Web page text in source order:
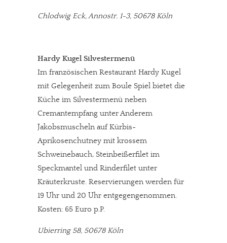
Chlodwig Eck, Annostr. 1-3, 50678 Köln
Hardy Kugel Silvestermenü
Im französischen Restaurant Hardy Kugel
mit Gelegenheit zum Boule Spiel bietet die
Küche im Silvestermenü neben
Cremantempfang unter Anderem
Jakobsmuscheln auf Kürbis-
Aprikosenchutney mit krossem
Schweinebauch, Steinbeißerfilet im
Speckmantel und Rinderfilet unter
Kräuterkruste. Reservierungen werden für
19 Uhr und 20 Uhr entgegengenommen.
Kosten: 65 Euro p.P.
Ubierring 58, 50678 Köln